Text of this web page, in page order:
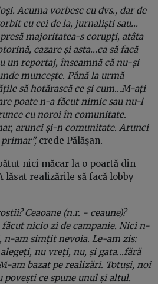
Acuma vorbesc cu dvs., dar de
cu cei de la, jurnaliști sau...
majoritatea-s corupți, atâta
cazare și asta...ca să facă
un reportaj, înseamnă că nu-și
muncește. Până la urmă
să hotărască ce și cum...M-ați
poate n-a făcut nimic sau nu-l
cu noroi în comunitate.
arunci și-n comunitate. Arunci
crede Pălășan.
nici măcar la o poartă din
lăsat realizările să facă lobby
Ceaoane (n.r. - ceaune)?
făcut nicio zi de campanie. Nici n-
n-am simțit nevoia. Le-am zis:
nu vreți, nu, și gata...fără
am bazat pe realizări. Totuși, noi
ce spune unul și altul.